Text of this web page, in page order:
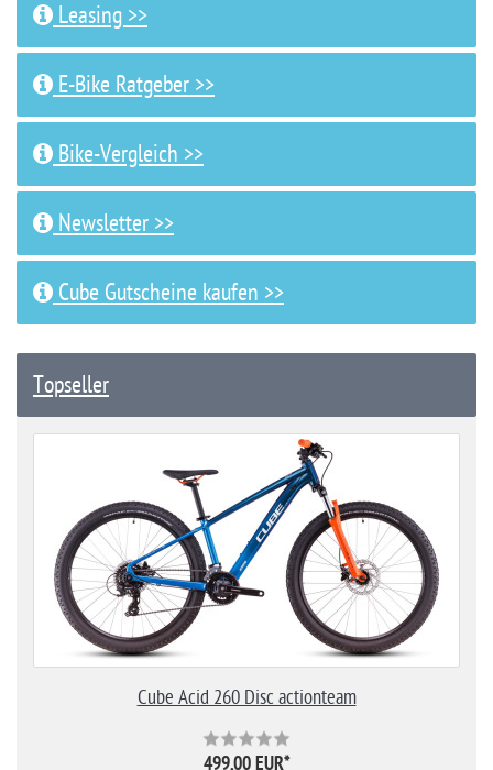
Leasing >>
E-Bike Ratgeber >>
Bike-Vergleich >>
Newsletter >>
Cube Gutscheine kaufen >>
Topseller
Cube Acid 260 Disc actionteam